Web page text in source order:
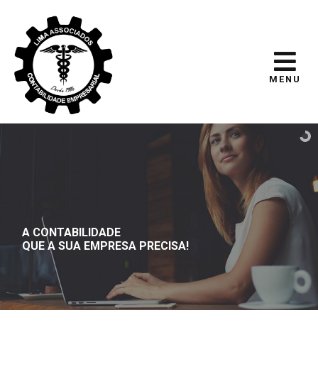
MENU
A CONTABILIDADE
QUE A SUA EMPRESA PRECISA!